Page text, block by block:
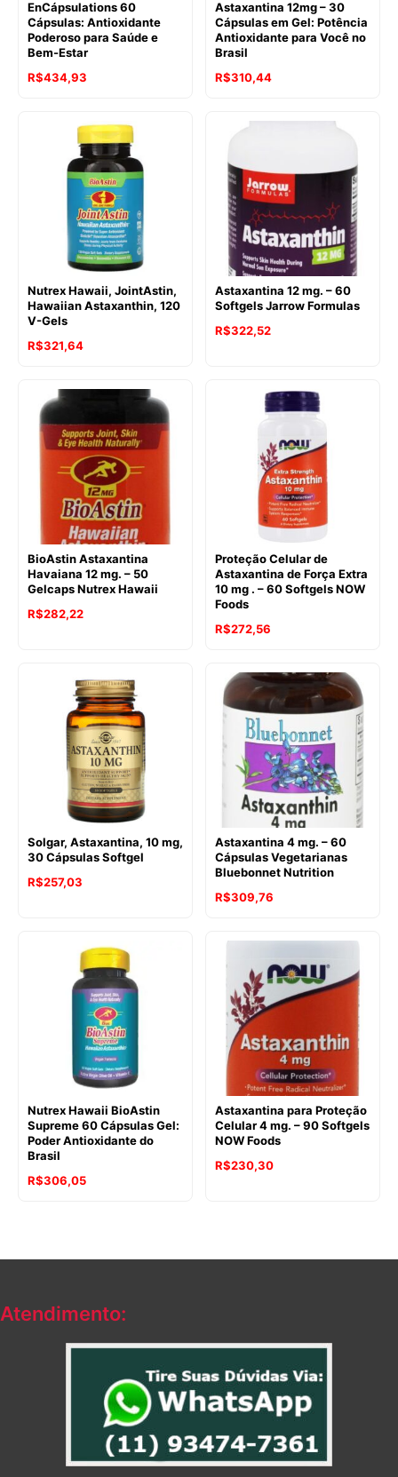
EnCápsulations 60
Cápsulas: Antioxidante
Poderoso para Saúde e
Bem-Estar
R$434,93
Astaxantina 12mg – 30
Cápsulas em Gel: Potência
Antioxidante para Você no
Brasil
R$310,44
Nutrex Hawaii, JointAstin,
Hawaiian Astaxanthin, 120
V-Gels
R$321,64
Astaxantina 12 mg. – 60
Softgels Jarrow Formulas
R$322,52
BioAstin Astaxantina
Havaiana 12 mg. – 50
Gelcaps Nutrex Hawaii
O
R$452,13.
R$282,22O
é:
R$282,22.
Proteção Celular de
Astaxantina de Força Extra
10 mg . – 60 Softgels NOW
Foods
R$272,56
Solgar, Astaxantina, 10 mg,
30 Cápsulas Softgel
R$257,03
Astaxantina 4 mg. – 60
Cápsulas Vegetarianas
Bluebonnet Nutrition
R$309,76
Nutrex Hawaii BioAstin
Supreme 60 Cápsulas Gel:
Poder Antioxidante do
Brasil
R$306,05
Astaxantina para Proteção
Celular 4 mg. – 90 Softgels
NOW Foods
O
R$342,18.
R$230,30O
R$230,30.
Atendimento: